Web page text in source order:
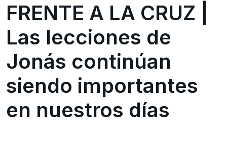
FRENTE A LA CRUZ |
Las lecciones de
Jonás continúan
siendo importantes
en nuestros días